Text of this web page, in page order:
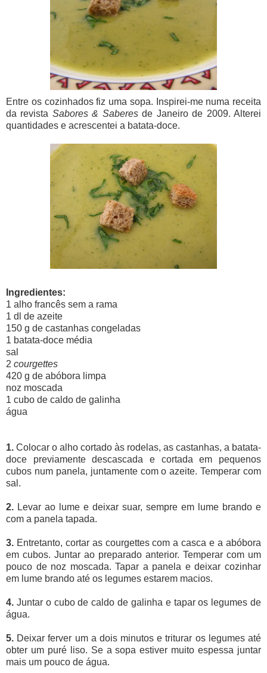
Entre os cozinhados fiz uma sopa. Inspirei-me numa receita
da revista Sabores & Saberesde Janeiro de 2009. Alterei
quantidades e acrescentei a batata-doce.
Ingredientes:
1 alho francês sem a rama
1 dl de azeite
150 g de castanhas congeladas
1 batata-doce média
sal
2 courgettes
420 g de abóbora limpa
noz moscada
1 cubo de caldo de galinha
água
1. Colocar o alho cortado às rodelas, as castanhas, a batata-
doce previamente descascada e cortada em pequenos
cubos num panela, juntamente com o azeite. Temperar com
sal.
2. Levar ao lume e deixar suar, sempre em lume brando e
com a panela tapada.
3. Entretanto, cortar as courgettes com a casca e a abóbora
em cubos. Juntar ao preparado anterior. Temperar com um
pouco de noz moscada. Tapar a panela e deixar cozinhar
em lume brando até os legumes estarem macios.
4. Juntar o cubo de caldo de galinha e tapar os legumes de
água.
5. Deixar ferver um a dois minutos e triturar os legumes até
obter um puré liso. Se a sopa estiver muito espessa juntar
mais um pouco de água.